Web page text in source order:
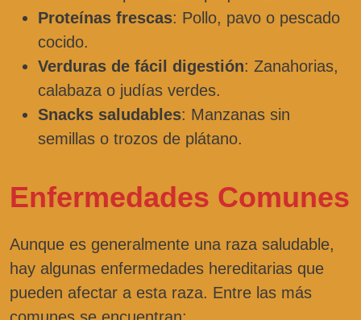
Proteínas frescas: Pollo, pavo o pescado
cocido.
Verduras de fácil digestión: Zanahorias,
calabaza o judías verdes.
Snacks saludables: Manzanas sin
semillas o trozos de plátano.
Enfermedades Comunes
Aunque es generalmente una raza saludable,
hay algunas enfermedades hereditarias que
pueden afectar a esta raza. Entre las más